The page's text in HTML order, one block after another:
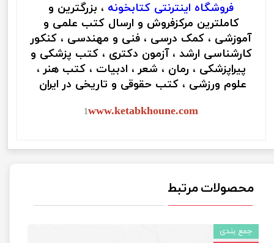
فروشگاه اینترنتی کتابخونه ، بزرگترین و
کاملترین مرکزفروش و ارسال کتب علمی و
آموزشی ، کمک درسی ، فنی و مهندسی ، کنکور
کارشناسی ارشد ، آزمون دکتری ، کتب پزشکی و
پیراپزشکی ، رمان ، شعر ، ادبیات ، کتب هنر ،
علوم ورزشی ، کتب حقوقی و تاریخی در ایران
1www.ketabkhoune.com
محصولات مرتبط
جمع بندی